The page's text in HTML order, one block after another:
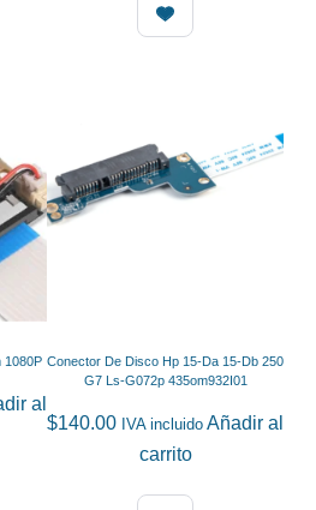
1080P
al
Conector De Disco Hp 15-Da 15-Db 250
G7 Ls-G072p 435om932I01
$140.00 IVA incluido Añadir al
carrito